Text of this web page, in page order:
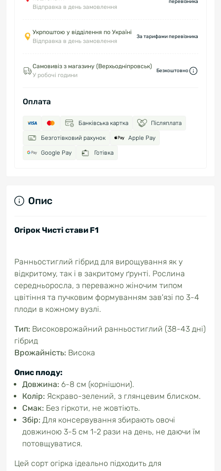
Відправка в день замовлення
перевізника
Укрпоштою у відділення по Україні
Відправка в день замовлення
За тарифами перевізника
Самовивіз з магазину (Верхьодніпровськ)
У робочі години
Безкоштовно
Оплата
Банківська картка Післяплата
Безготівковий рахунок Apple Pay
Google Pay Готівка
Опис
Огірок Чисті стави F1
Ранньостиглий гібрид для вирощування як у
відкритому, так і в закритому ґрунті. Рослина
середньоросла, з переважно жіночим типом
цвітіння та пучковим формуванням зав'язі по 3-4
плоди в кожному вузлі.
Тип: Високоврожайний ранньостиглий (38-43 дні)
гібрид
Врожайність: Висока
Опис плоду:
Довжина: 6-8 см (корнішони).
Колір: Яскраво-зелений, з глянцевим блиском.
Смак: Без гіркоти, не жовтіють.
Збір: Для консервування збирають овочі
довжиною 3-5 см 1-2 рази на день, не даючи їм
потовщуватися.
Цей сорт огірка ідеально підходить для